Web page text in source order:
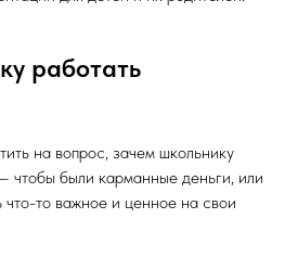
работать
на вопрос, зачем школьнику
чтобы были карманные деньги, или
что-то важное и ценное на свои